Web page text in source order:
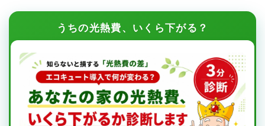
うちの光熱費、いくら下がる？